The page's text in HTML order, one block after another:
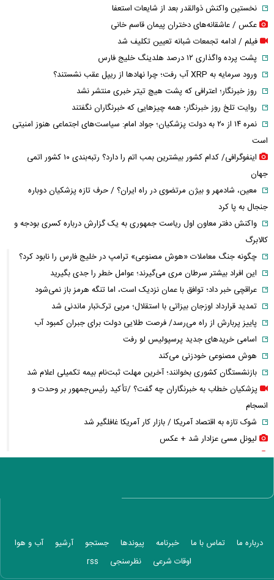
نخستین واکنش ذوالقدر بعد از شایعات استعفا
عکس / عاشقانه‌های دختران پیمان قاسم خانی
فیلم / ادامه تجمعات شبانه تعیین تکلیف شد
پشت پرده واگذاری ۱۲ درصد هلدینگ خلیج فارس
ورود سرمایه به XRP آب رفت؛ چرا نهادها از ریپل عقب نشستند؟
روز خبرنگار؛ اعترافی که پشت هیچ تیتر خبری منتشر نشد
روایت تلخ روز خبرنگار؛ همه چیزهایی که خبرنگاران نگفتند
نمره ۱۴ از ۲۰ به دولت پزشکیان؛ جواد امام: سیاست‌های اجتماعی هنوز امنیتی
است
اینفوگرافی/ کدام کشور بیشترین بمب اتم را دارد؟ رتبه‌بندی ۱۰ کشور اتمی
جهان
معین، شادمهر و بیژن مرتضوی در راه ایران؟ / حرف تازه پزشکیان دوباره
جنجال به پا کرد
واکنش دفتر معاون اول ریاست جمهوری به یک گزارش درباره کسری بودجه و
کالابرگ
چگونه جنگ معاملات «هوش مصنوعی» ترامپ در خلیج فارس را نابود کرد؟
این افراد بیشتر سرطان مری می‌گیرند؛ عوامل خطر را جدی بگیرید
عراقچی خبر داد؛ توافق با عمان نزدیک است، اما تنگه هرمز باز نمی‌شود
تمدید قرارداد اوزجان بیزاتی با استقلال؛ مربی ترک‌تبار ماندنی شد
پاییز پربارش از راه می‌رسد/ فرصت طلایی دولت برای جبران کمبود آب
اسامی خریدهای جدید پرسپولیس لو رفت
هوش مصنوعی خودزنی می‌کند
بازنشستگان کشوری بخوانند؛ آخرین مهلت ثبت‌نام بیمه تکمیلی اعلام شد
پزشکیان خطاب به خبرنگاران چه گفت؟ /تأکید رئیس‌جمهور بر وحدت و
انسجام
شوک تازه به اقتصاد آمریکا / بازار کار آمریکا غافلگیر شد
لیونل مسی عزادار شد + عکس
جوراب‌های شهباز شریف خبرساز شد
رقیب آینده F-۳۵ از راه می‌رسد؛ جنگنده نسل ششمی چه مشخصاتی دارد؟
ماجرای وحشت پنتاگون از نشت اطلاعات محرمانه درباره ترامپ چه بود؟
درباره ما تماس با ما خبرنامه پیوندها جستجو آرشیو
آب و هوا
اوقات شرعی
نظرسنجی rss